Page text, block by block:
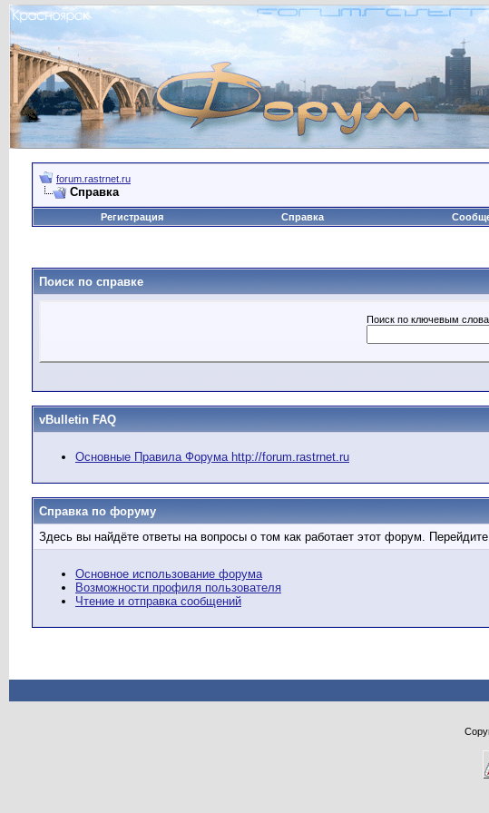
forum.rastrnet.ru
Справка
Регистрация
Справка
Поиск по справке
Поиск по ключевым
vBulletin FAQ
Основные Правила Форума http://forum.rastrnet.ru
Справка по форуму
Здесь вы найдёте ответы на вопросы о том как работает этот форум.
Основное использование форума
Возможности профиля пользователя
Чтение и отправка сообщений